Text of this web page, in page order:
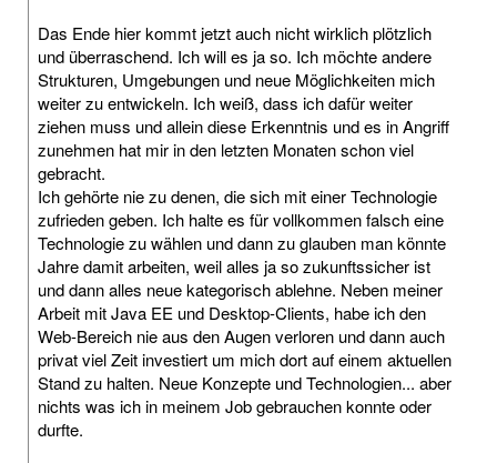
Das Ende hier kommt jetzt auch nicht wirklich plötzlich
und überraschend. Ich will es ja so. Ich möchte andere
Strukturen, Umgebungen und neue Möglichkeiten mich
weiter zu entwickeln. Ich weiß, dass ich dafür weiter
ziehen muss und allein diese Erkenntnis und es in Angriff
zunehmen hat mir in den letzten Monaten schon viel
gebracht.
Ich gehörte nie zu denen, die sich mit einer Technologie
zufrieden geben. Ich halte es für vollkommen falsch eine
Technologie zu wählen und dann zu glauben man könnte
Jahre damit arbeiten, weil alles ja so zukunftssicher ist
und dann alles neue kategorisch ablehne. Neben meiner
Arbeit mit Java EE und Desktop-Clients, habe ich den
Web-Bereich nie aus den Augen verloren und dann auch
privat viel Zeit investiert um mich dort auf einem aktuellen
Stand zu halten. Neue Konzepte und Technologien... aber
nichts was ich in meinem Job gebrauchen konnte oder
durfte.